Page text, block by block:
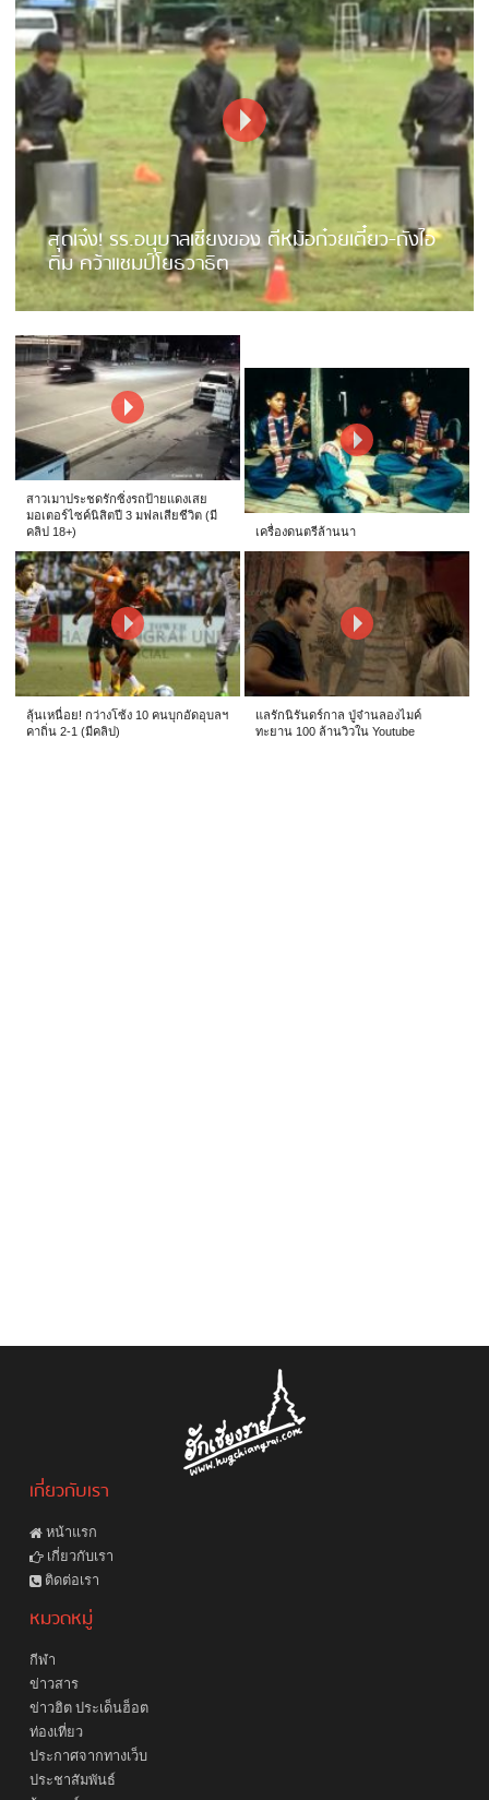
สุดเจ๋ง! รร.อนุบาลเชียงของ ตีหม้อก๋วยเตี๋ยว-ถังไอ
ติม คว้าแชมป์โยธวาธิต
สาวเมาประชดรักซิ่งรถป้ายแดงเสย
มอเตอร์ไซค์นิสิตปี 3 มฟลเสียชีวิต (มี
คลิป 18+)
เครื่องดนตรีล้านนา
ลุ้นเหนื่อย! กว่างโซ้ง 10 คนบุกอัดอุบลฯ
คาถิ่น 2-1 (มีคลิป)
แลรักนิรันดร์กาล ปู่จ๋านลองไมค์
ทะยาน 100 ล้านวิวใน Youtube
เกี่ยวกับเรา
หน้าแรก
เกี่ยวกับเรา
ติดต่อเรา
หมวดหมู่
กีฬา
ข่าวสาร
ข่าวฮิต ประเด็นฮ็อต
ท่องเที่ยว
ประกาศจากทางเว็บ
ประชาสัมพันธ์